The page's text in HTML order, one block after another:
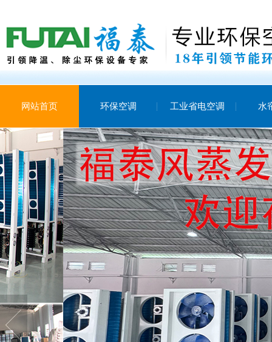
网站首页 环保空调 工业省电空调 水